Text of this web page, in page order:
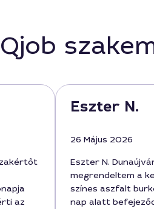
az
Eszter N.
26 Május 2026
Eszter N.
megrendeltem a
színes aszfalt
nap alatt